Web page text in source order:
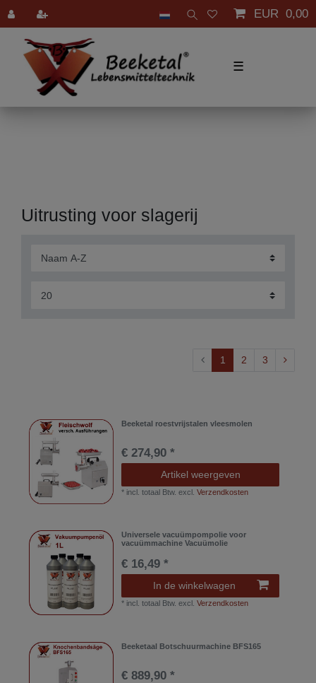
EUR 0,00
☰
Uitrusting voor slagerij
1 2 3
Beeketal roestvrijstalen vleesmolen
€ 274,90 *
Artikel weergeven
* incl. totaal Btw. excl.Verzendkosten
Universele vacuümpompolie voor
vacuümmachine Vacuümolie
€ 16,49 *
In de winkelwagen
* incl. totaal Btw. excl.Verzendkosten
Beeketaal Botschuurmachine BFS165
€ 889,90 *